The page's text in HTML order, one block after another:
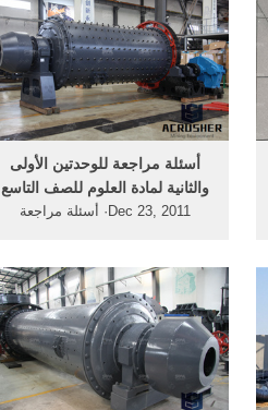
أسئلة مراجعة للوحدتين الأولى
والثانية لمادة العلوم للصف التاسع
Dec 23, 2011· أسئلة مراجعة
... 2011-12-26 12 ...